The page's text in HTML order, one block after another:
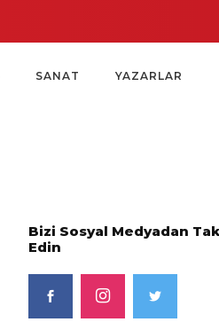
Yoko Ono Sergisi
SANAT YAZARLAR
Bizi Sosyal Medyadan
Edin